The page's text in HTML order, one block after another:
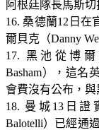
阿根廷隊長馬斯切
16. 桑德蘭12日在
爾貝克（Danny
17. 黑池從博
Basham），這名
會費沒有公布，與
18. 曼城13日證
Balotelli）已經通